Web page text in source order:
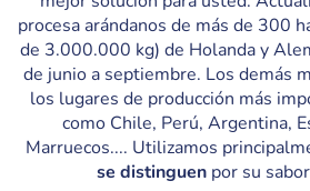
procesa arándanos de más de 300
de 3.000.000 kg) de Holanda y
de junio a septiembre. Los demás
los lugares de producción más
como Chile, Perú, Argentina,
Marruecos.... Utilizamos
se distinguenpor su